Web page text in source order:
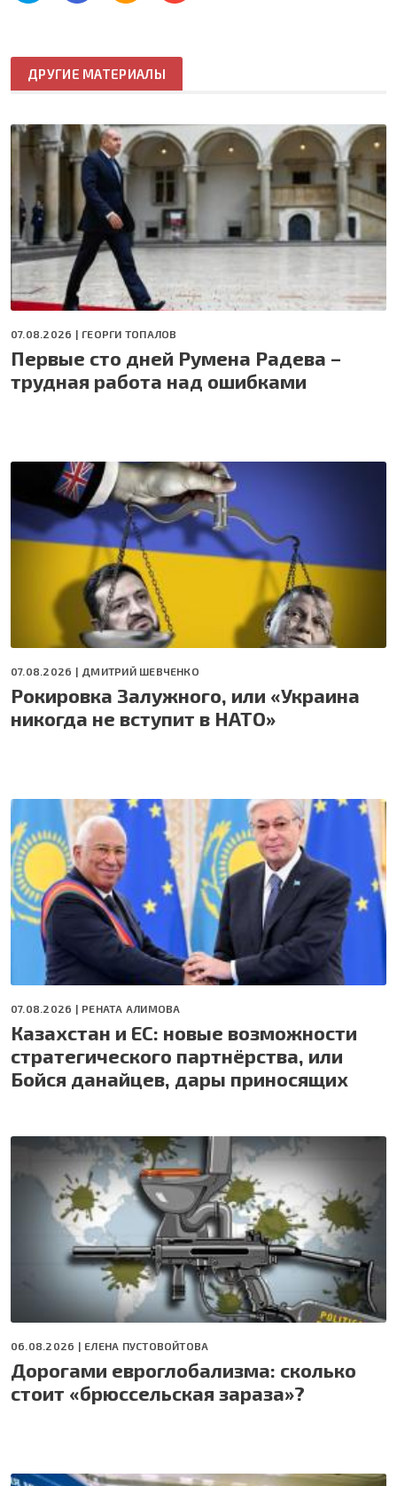
ДРУГИЕ МАТЕРИАЛЫ
07.08.2026 | ГЕОРГИ ТОПАЛОВ
Первые сто дней Румена Радева –
трудная работа над ошибками
07.08.2026 | ДМИТРИЙ ШЕВЧЕНКО
Рокировка Залужного, или «Украина
никогда не вступит в НАТО»
07.08.2026 | РЕНАТА АЛИМОВА
Казахстан и ЕС: новые возможности
стратегического партнёрства, или
Бойся данайцев, дары приносящих
06.08.2026 | ЕЛЕНА ПУСТОВОЙТОВА
Дорогами евроглобализма: сколько
стоит «брюссельская зараза»?